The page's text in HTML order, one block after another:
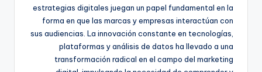
estrategias digitales juegan un papel fundamental en la
forma en que las marcas y empresas interactúan con
sus audiencias. La innovación constante en tecnologías,
plataformas y análisis de datos ha llevado a una
transformación radical en el campo del marketing